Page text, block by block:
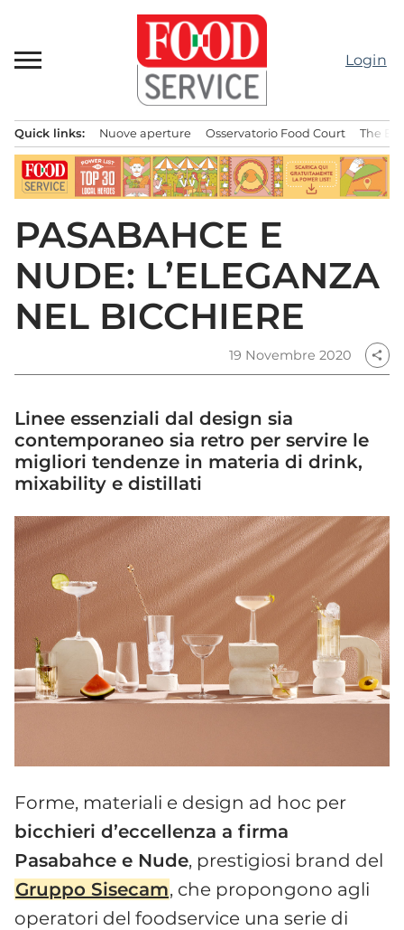
contenuto
Login
principale
Quick links: Nuove aperture Osservatorio Food Court The
PASABAHCE E
NUDE: L’ELEGANZA
NEL BICCHIERE
19 Novembre 2020 share
Linee essenziali dal design sia
contemporaneo sia retro per servire le
migliori tendenze in materia di drink,
mixability e distillati
Forme, materiali e design ad hoc per
bicchieri d’eccellenza a firma
Pasabahce e Nude, prestigiosi brand del
Gruppo Sisecam, che propongono agli
operatori del foodservice una serie di